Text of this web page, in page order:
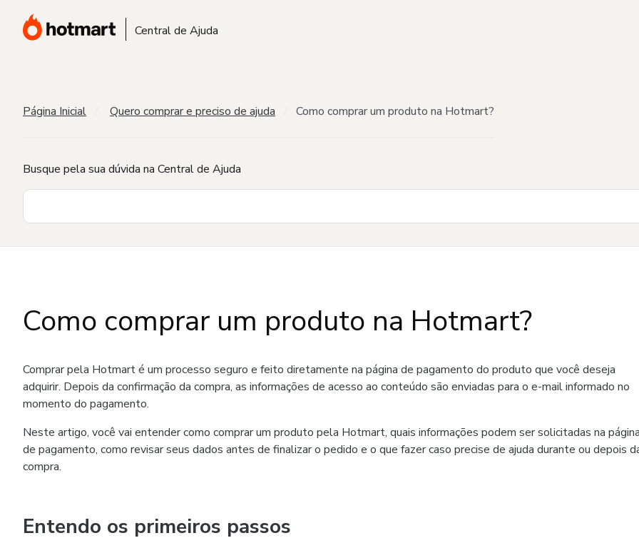
Central de Ajuda
Página Inicial Quero comprar e preciso de ajuda Como comprar um produto na Hotmart?
Busque pela sua dúvida na Central de Ajuda
Como comprar um produto na Hotmart?
Comprar pela Hotmart é um processo seguro e feito diretamente na página de pagamento do produto que você deseja
adquirir. Depois da confirmação da compra, as informações de acesso ao conteúdo são enviadas para o e-mail informado no
momento do pagamento.
Neste artigo, você vai entender como comprar um produto pela Hotmart, quais informações podem ser solicitadas na
de pagamento, como revisar seus dados antes de finalizar o pedido e o que fazer caso precise de ajuda durante ou depois
compra.
Entendo os primeiros passos